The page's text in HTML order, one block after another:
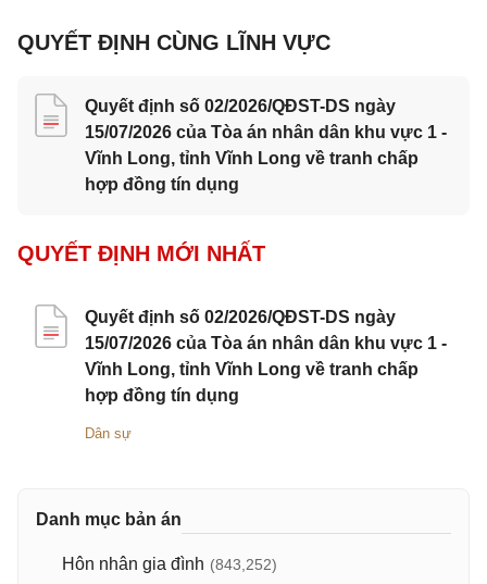
QUYẾT ĐỊNH CÙNG LĨNH VỰC
Quyết định số 02/2026/QĐST-DS ngày
15/07/2026 của Tòa án nhân dân khu vực 1 -
Vĩnh Long, tỉnh Vĩnh Long về tranh chấp
hợp đồng tín dụng
QUYẾT ĐỊNH MỚI NHẤT
Quyết định số 02/2026/QĐST-DS ngày
15/07/2026 của Tòa án nhân dân khu vực 1 -
Vĩnh Long, tỉnh Vĩnh Long về tranh chấp
hợp đồng tín dụng
Dân sự
Danh mục bản án
Hôn nhân gia đình (843,252)